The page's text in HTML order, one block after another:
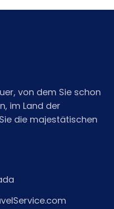
von dem Sie schon
im Land der
die majestätischen
eine Tagestour zu
in Luxor und